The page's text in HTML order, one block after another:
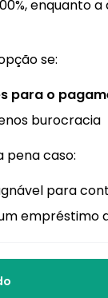
enquanto
se:
para o
burocracia
pena caso:
para
empréstimo